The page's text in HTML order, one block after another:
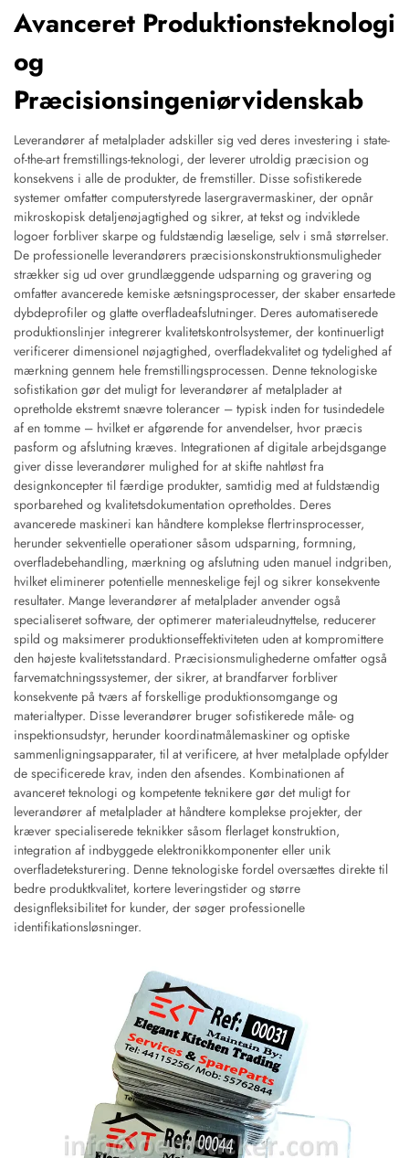
Avanceret Produktionsteknologi
og
Præcisionsingeniørvidenskab
Leverandører af metalplader adskiller sig ved deres investering i state-
of-the-art fremstillings-teknologi, der leverer utroldig præcision og
konsekvens i alle de produkter, de fremstiller. Disse sofistikerede
systemer omfatter computerstyrede lasergravermaskiner, der opnår
mikroskopisk detaljenøjagtighed og sikrer, at tekst og indviklede
logoer forbliver skarpe og fuldstændig læselige, selv i små størrelser.
De professionelle leverandørers præcisionskonstruktionsmuligheder
strækker sig ud over grundlæggende udsparning og gravering og
omfatter avancerede kemiske ætsningsprocesser, der skaber ensartede
dybdeprofiler og glatte overfladeafslutninger. Deres automatiserede
produktionslinjer integrerer kvalitetskontrolsystemer, der kontinuerligt
verificerer dimensionel nøjagtighed, overfladekvalitet og tydelighed af
mærkning gennem hele fremstillingsprocessen. Denne teknologiske
sofistikation gør det muligt for leverandører af metalplader at
opretholde ekstremt snævre tolerancer – typisk inden for tusindedele
af en tomme – hvilket er afgørende for anvendelser, hvor præcis
pasform og afslutning kræves. Integrationen af digitale arbejdsgange
giver disse leverandører mulighed for at skifte nahtløst fra
designkoncepter til færdige produkter, samtidig med at fuldstændig
sporbarehed og kvalitetsdokumentation opretholdes. Deres
avancerede maskineri kan håndtere komplekse flertrinsprocesser,
herunder sekventielle operationer såsom udsparning, formning,
overfladebehandling, mærkning og afslutning uden manuel indgriben,
hvilket eliminerer potentielle menneskelige fejl og sikrer konsekvente
resultater. Mange leverandører af metalplader anvender også
specialiseret software, der optimerer materialeudnyttelse, reducerer
spild og maksimerer produktionseffektiviteten uden at kompromittere
den højeste kvalitetsstandard. Præcisionsmulighederne omfatter også
farvematchningssystemer, der sikrer, at brandfarver forbliver
konsekvente på tværs af forskellige produktionsomgange og
materialtyper. Disse leverandører bruger sofistikerede måle- og
inspektionsudstyr, herunder koordinatmålemaskiner og optiske
sammenligningsapparater, til at verificere, at hver metalplade opfylder
de specificerede krav, inden den afsendes. Kombinationen af
avanceret teknologi og kompetente teknikere gør det muligt for
leverandører af metalplader at håndtere komplekse projekter, der
kræver specialiserede teknikker såsom flerlaget konstruktion,
integration af indbyggede elektronikkomponenter eller unik
overfladeteksturering. Denne teknologiske fordel oversættes direkte til
bedre produktkvalitet, kortere leveringstider og større
designfleksibilitet for kunder, der søger professionelle
identifikationsløsninger.